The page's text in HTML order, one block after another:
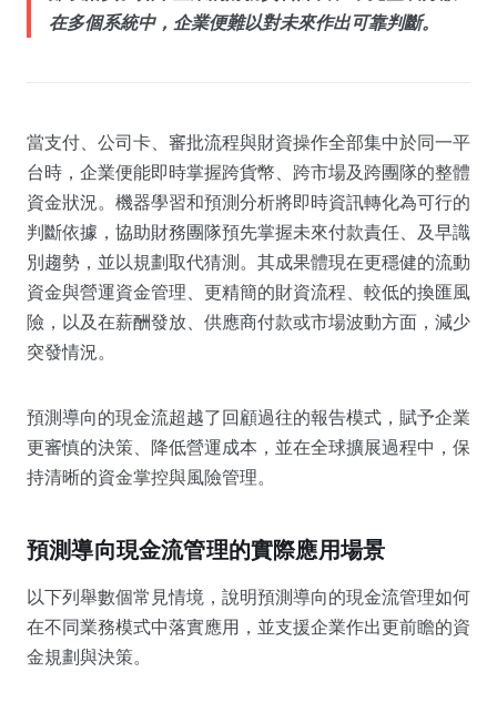
在多個系統中，企業便難以對未來作出可靠判斷。
當支付、公司卡、審批流程與財資操作全部集中於同一平
台時，企業便能即時掌握跨貨幣、跨市場及跨團隊的整體
資金狀況。機器學習和預測分析將即時資訊轉化為可行的
判斷依據，協助財務團隊預先掌握未來付款責任、及早識
別趨勢，並以規劃取代猜測。其成果體現在更穩健的流動
資金與營運資金管理、更精簡的財資流程、較低的換匯風
險，以及在薪酬發放、供應商付款或市場波動方面，減少
突發情況。
預測導向的現金流超越了回顧過往的報告模式，賦予企業
更審慎的決策、降低營運成本，並在全球擴展過程中，保
持清晰的資金掌控與風險管理。
預測導向現金流管理的實際應用場景
以下列舉數個常見情境，說明預測導向的現金流管理如何
在不同業務模式中落實應用，並支援企業作出更前瞻的資
金規劃與決策。